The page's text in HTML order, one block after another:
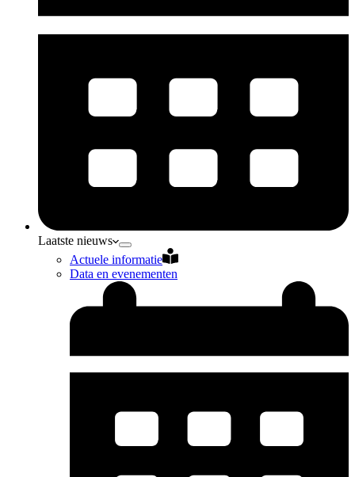
Laatste nieuws
Actuele informatie
Data en evenementen